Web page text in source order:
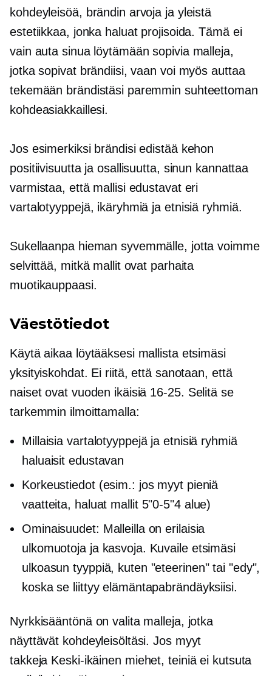
kohdeyleisöä, brändin arvoja ja yleistä
estetiikkaa, jonka haluat projisoida. Tämä ei
vain auta sinua löytämään sopivia malleja,
jotka sopivat brändiisi, vaan voi myös auttaa
tekemään brändistäsi paremmin suhteettoman
kohdeasiakkaillesi.
Jos esimerkiksi brändisi edistää kehon
positiivisuutta ja osallisuutta, sinun kannattaa
varmistaa, että mallisi edustavat eri
vartalotyyppejä, ikäryhmiä ja etnisiä ryhmiä.
Sukellaanpa hieman syvemmälle, jotta voimme
selvittää, mitkä mallit ovat parhaita
muotikauppaasi.
Väestötiedot
Käytä aikaa löytääksesi mallista etsimäsi
yksityiskohdat. Ei riitä, että sanotaan, että
naiset ovat vuoden ikäisiä 16-25. Selitä se
tarkemmin ilmoittamalla:
Millaisia ​​vartalotyyppejä ja etnisiä ryhmiä
haluaisit edustavan
Korkeustiedot (esim.: jos myyt pieniä
vaatteita, haluat mallit 5"0-5"4alue)
Ominaisuudet: Malleilla on erilaisia ​​​​
ulkomuotoja ja kasvoja. Kuvaile etsimäsi
ulkoasun tyyppiä, kuten "eteerinen" tai "edy",
koska se liittyy elämäntapabrändäyksiisi.
Nyrkkisääntönä on valita malleja, jotka
näyttävät kohdeyleisöltäsi. Jos myyt
takkeja Keski-ikäinen miehet, teiniä ei kutsuta